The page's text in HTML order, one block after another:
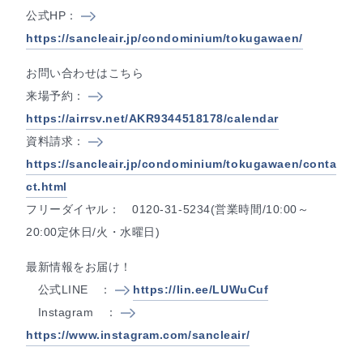
公式HP：
https://sancleair.jp/condominium/tokugawaen/
お問い合わせはこちら
来場予約：
https://airrsv.net/AKR9344518178/calendar
資料請求：
https://sancleair.jp/condominium/tokugawaen/conta
ct.html
フリーダイヤル： 0120-31-5234(営業時間/10:00～
20:00定休日/火・水曜日)
最新情報をお届け！
公式LINE ：
https://lin.ee/LUWuCuf
Instagram ：
https://www.instagram.com/sancleair/